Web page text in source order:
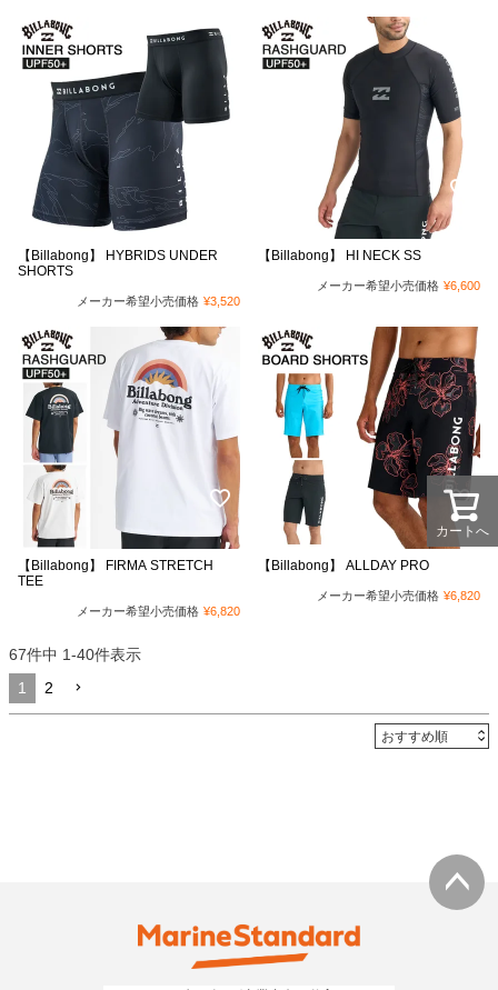
【Billabong】 HYBRIDS UNDER
SHORTS
メーカー希望小売価格 ¥3,520
【Billabong】 HI NECK SS
メーカー希望小売価格 ¥6,600
【Billabong】 FIRMA STRETCH
TEE
メーカー希望小売価格 ¥6,820
【Billabong】 ALLDAY PRO
メーカー希望小売価格 ¥6,820
67件中 1-40件表示
1
2
カートへ